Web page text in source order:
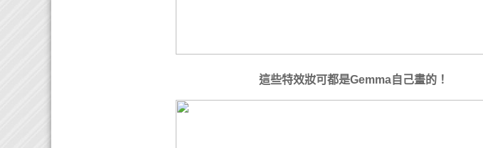
這些特效妝可都是Gemma自己畫的！